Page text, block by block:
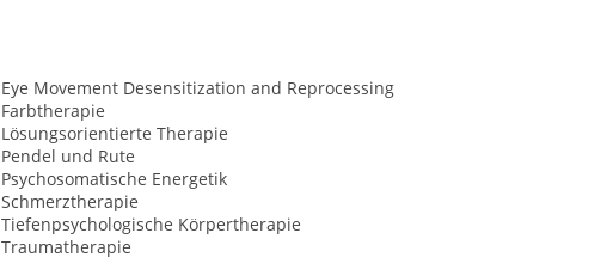
Eye Movement Desensitization and Reprocessing
Farbtherapie
Lösungsorientierte Therapie
Pendel und Rute
Psychosomatische Energetik
Schmerztherapie
Tiefenpsychologische Körpertherapie
Traumatherapie